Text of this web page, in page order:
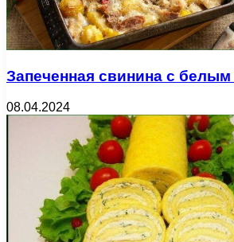
Запеченная свинина с
08.04.2024